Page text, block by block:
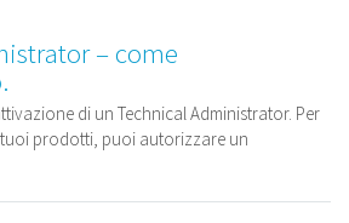
– come
di un Technical Administrator. Per
prodotti, puoi autorizzare un